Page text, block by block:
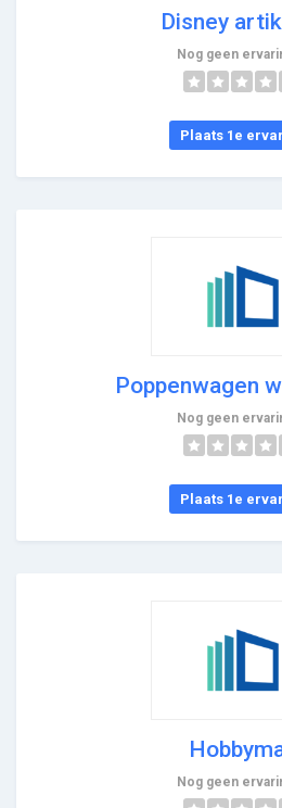
Disney
Nog geen
Plaats 1e
Poppenwagen
Nog geen
Plaats 1e
Nog geen